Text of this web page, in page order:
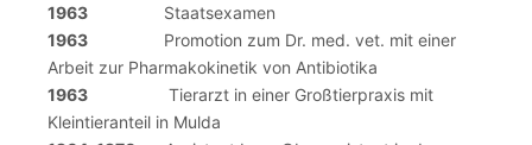
1963 Staatsexamen
1963 Promotion zum Dr. med. vet. mit einer
Arbeit zur Pharmakokinetik von Antibiotika
1963 Tierarzt in einer Großtierpraxis mit
Kleintieranteil in Mulda